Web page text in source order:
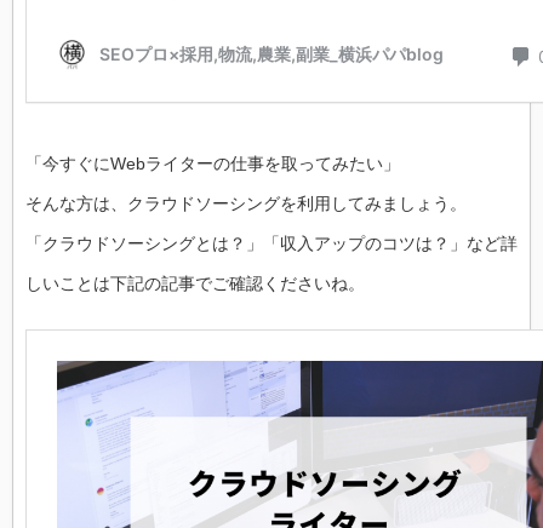
「今すぐにWebライターの仕事を取ってみたい」
そんな方は、クラウドソーシングを利用してみましょう。
「クラウドソーシングとは？」「収入アップのコツは？」など詳
しいことは下記の記事でご確認くださいね。